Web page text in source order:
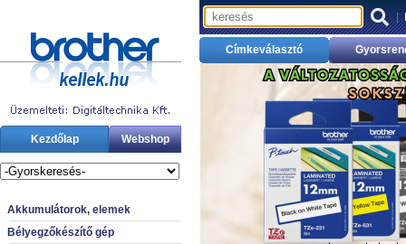
Kezdőlap Webshop
Akkumulátorok, elemek
Bélyegzőkészítő gép
|
Címkeválasztó